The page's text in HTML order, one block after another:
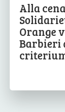
Alla
Orange
Barbieri